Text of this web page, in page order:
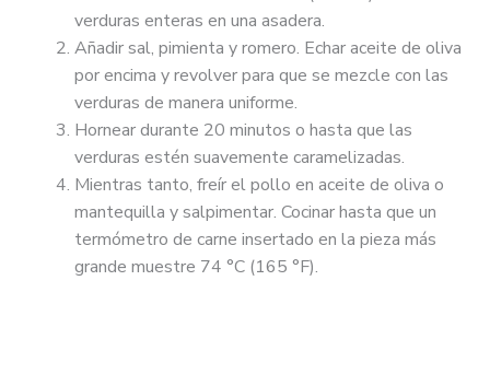
verduras enteras en una asadera.
Añadir sal, pimienta y romero. Echar aceite de oliva
por encima y revolver para que se mezcle con las
verduras de manera uniforme.
Hornear durante 20 minutos o hasta que las
verduras estén suavemente caramelizadas.
Mientras tanto, freír el pollo en aceite de oliva o
mantequilla y salpimentar. Cocinar hasta que un
termómetro de carne insertado en la pieza más
grande muestre 74 °C (165 °F).